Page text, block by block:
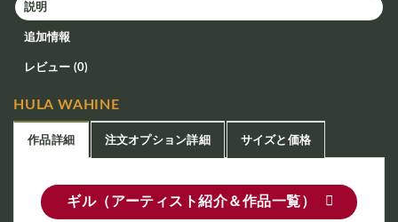
説明
追加情報
レビュー (0)
HULA WAHINE
作品詳細 注文オプション詳細 サイズと価格
ギル（アーティスト紹介＆作品一覧）